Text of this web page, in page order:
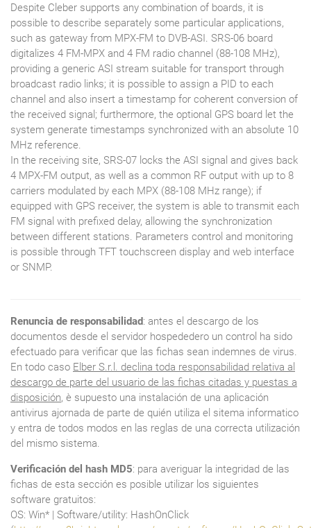
Despite Cleber supports any combination of boards, it is
possible to describe separately some particular applications,
such as gateway from MPX-FM to DVB-ASI. SRS-06 board
digitalizes 4 FM-MPX and 4 FM radio channel (88-108 MHz),
providing a generic ASI stream suitable for transport through
broadcast radio links; it is possible to assign a PID to each
channel and also insert a timestamp for coherent conversion of
the received signal; furthermore, the optional GPS board let the
system generate timestamps synchronized with an absolute 10
MHz reference.
In the receiving site, SRS-07 locks the ASI signal and gives back
4 MPX-FM output, as well as a common RF output with up to 8
carriers modulated by each MPX (88-108 MHz range); if
equipped with GPS receiver, the system is able to transmit each
FM signal with prefixed delay, allowing the synchronization
between different stations. Parameters control and monitoring
is possible through TFT touchscreen display and web interface
or SNMP.
Renuncia de responsabilidad: antes el descargo de los
documentos desde el servidor hospededero un control ha sido
efectuado para verificar que las fichas sean indemnes de virus.
En todo caso Elber S.r.l. declina toda responsabilidad relativa al
descargo de parte del usuario de las fichas citadas y puestas a
disposición, è supuesto una instalación de una aplicación
antivirus ajornada de parte de quién utiliza el sitema informatico
y entra de todos modos en las reglas de una correcta utilización
del mismo sistema.
Verificación del hash MD5: para averiguar la integridad de las
fichas de esta sección es posible utilizar los siguientes
software gratuitos:
OS: Win* | Software/utility: HashOnClick